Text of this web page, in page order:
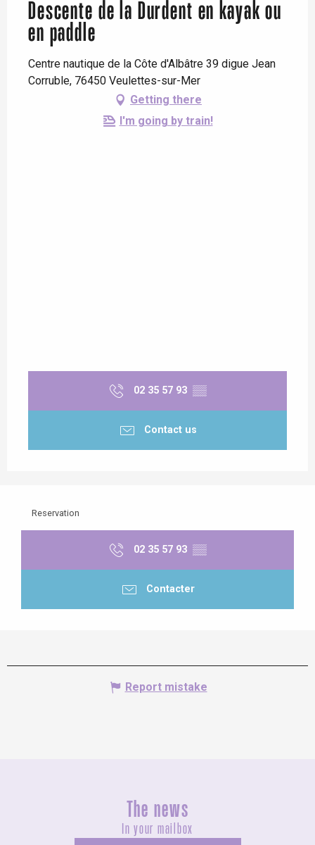
Descente de la Durdent en kayak ou
en paddle
Centre nautique de la Côte d'Albâtre 39 digue Jean
Corruble, 76450 Veulettes-sur-Mer
Getting there
I'm going by train!
02 35 57 93 ▒▒
Contact us
Reservation
02 35 57 93 ▒▒
Contacter
Report mistake
The news
In your mailbox